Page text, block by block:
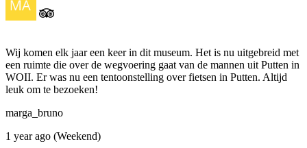
Wij komen elk jaar een keer in dit museum. Het is nu uitgebreid met
een ruimte die over de wegvoering gaat van de mannen uit Putten in
WOII. Er was nu een tentoonstelling over fietsen in Putten. Altijd
leuk om te bezoeken!
marga_bruno
1 year ago (Weekend)